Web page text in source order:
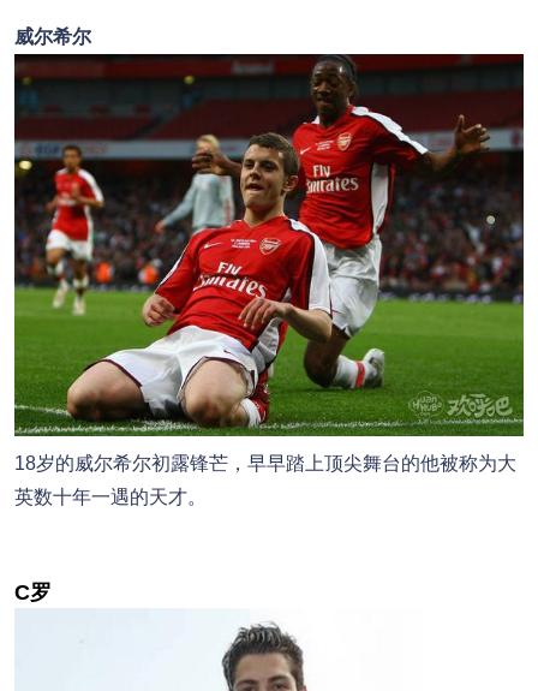
威尔希尔
18岁的威尔希尔初露锋芒，早早踏上顶尖舞台的他被称为大
英数十年一遇的天才。
C罗